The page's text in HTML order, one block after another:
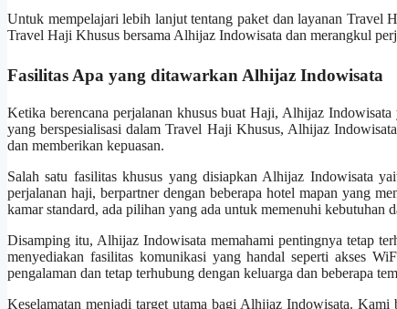
Untuk mempelajari lebih lanjut tentang paket dan layanan
Travel Haji Khusus bersama Alhijaz Indowisata dan merangkul
Fasilitas Apa yang ditawarkan Alhijaz Indowisata
Ketika berencana perjalanan khusus buat Haji, Alhijaz
yang berspesialisasi dalam Travel Haji Khusus, Alhijaz
dan memberikan kepuasan.
Salah satu fasilitas khusus yang disiapkan Alhijaz Indowisata
perjalanan haji, berpartner dengan beberapa hotel mapan yang
kamar standard, ada pilihan yang ada untuk memenuhi kebutuhan
Disamping itu, Alhijaz Indowisata memahami pentingnya tetap
menyediakan fasilitas komunikasi yang handal seperti akses
pengalaman dan tetap terhubung dengan keluarga dan beberapa
Keselamatan menjadi target utama bagi Alhijaz Indowisata. Kami